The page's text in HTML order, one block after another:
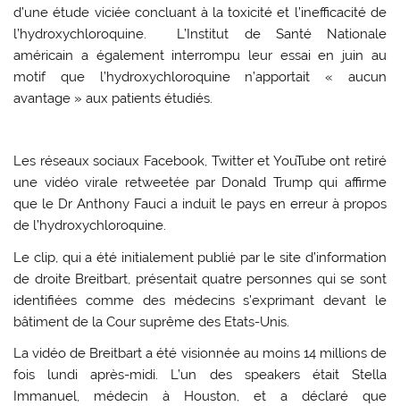
d’une étude viciée concluant à la toxicité et l’inefficacité de
l’hydroxychloroquine. L’Institut de Santé Nationale
américain a également interrompu leur essai en juin au
motif que l’hydroxychloroquine n’apportait « aucun
avantage » aux patients étudiés.
Les réseaux sociaux Facebook, Twitter et YouTube ont retiré
une vidéo virale retweetée par Donald Trump qui affirme
que le Dr Anthony Fauci a induit le pays en erreur à propos
de l’hydroxychloroquine.
Le clip, qui a été initialement publié par le site d’information
de droite Breitbart, présentait quatre personnes qui se sont
identifiées comme des médecins s’exprimant devant le
bâtiment de la Cour suprême des Etats-Unis.
La vidéo de Breitbart a été visionnée au moins 14 millions de
fois lundi après-midi. L’un des speakers était Stella
Immanuel, médecin à Houston, et a déclaré que